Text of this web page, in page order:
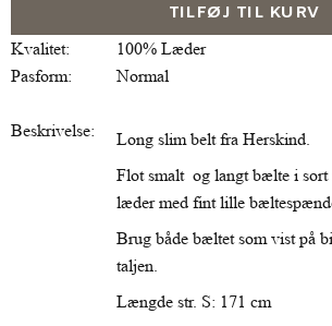
TILFØJ TIL KURV
Kvalitet:
Pasform:
Beskrivelse:
100% Læder
Normal
Long slim belt fra Herskind.
Flot smalt og langt bælte i sort
læder med fint lille
Brug både bæltet som vist på
taljen.
Længde str. S: 171 cm